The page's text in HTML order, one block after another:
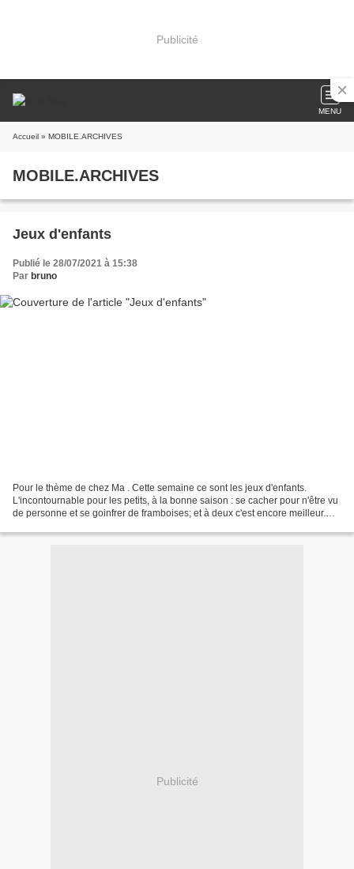
Publicité
MENU
Accueil » MOBILE.ARCHIVES
MOBILE.ARCHIVES
Jeux d'enfants
Publié le 28/07/2021 à 15:38
Par bruno
Pour le thème de chez Ma . Cette semaine ce sont les jeux d'enfants.
L'incontournable pour les petits, à la bonne saison : se cacher pour n'être vu
de personne et se goinfrer de framboises; et à deux c'est encore meilleur.
Publicité